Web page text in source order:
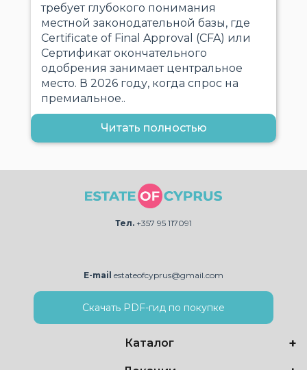
требует глубокого понимания
местной законодательной базы, где
Certificate of Final Approval (CFA) или
Сертификат окончательного
одобрения занимает центральное
место. В 2026 году, когда спрос на
премиальное..
Читать полностью
Тел. +357 95 117091
E-mail estateofcyprus@gmail.com
Скачать PDF-гид по покупке
Каталог